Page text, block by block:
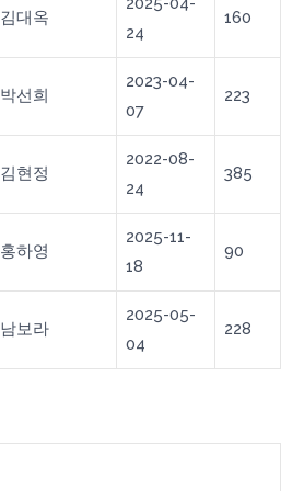
김대옥
24
160
박선희
2023-04-
07
223
김현정
2022-08-
24
385
홍하영
2025-11-
18
90
남보라
2025-05-
04
228